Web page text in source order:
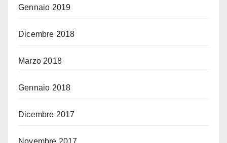
Gennaio 2019
Dicembre 2018
Marzo 2018
Gennaio 2018
Dicembre 2017
Novembre 2017